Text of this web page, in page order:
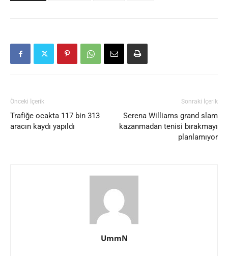
Önceki İçerik
Trafiğe ocakta 117 bin 313
aracın kaydı yapıldı
Sonraki İçerik
Serena Williams grand slam
kazanmadan tenisi bırakmayı
planlamıyor
UmmN